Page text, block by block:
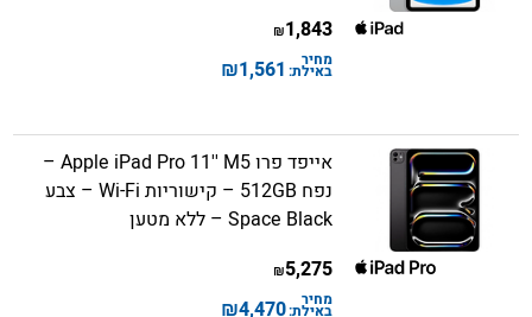
1,843
₪
מחיר
באילת: 1,561
₪
אייפד פרו Apple iPad Pro 11'' M5 –
נפח 512GB – קישוריות Wi-Fi – צבע
Space Black – ללא מטען
5,275
₪
מחיר
באילת:4,470
₪